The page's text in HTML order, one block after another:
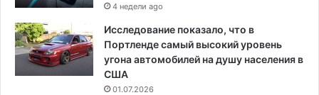
4 недели ago
Исследование показало, что в
Портленде самый высокий уровень
угона автомобилей на душу населения в
США
01.07.2026